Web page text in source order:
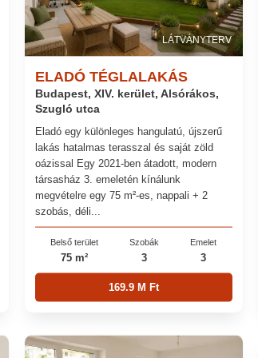
LÁTVÁNYTERV
ELADÓ TÉGLALAKÁS
Budapest, XIV. kerület, Alsórákos,
Szugló utca
Eladó egy különleges hangulatú, újszerű
lakás hatalmas terasszal és saját zöld
oázissal Egy 2021-ben átadott, modern
társasház 3. emeletén kínálunk
megvételre egy 75 m²-es, nappali + 2
szobás, déli...
Belső terület
75 m²
Szobák
3
Emelet
3
169.9 M Ft